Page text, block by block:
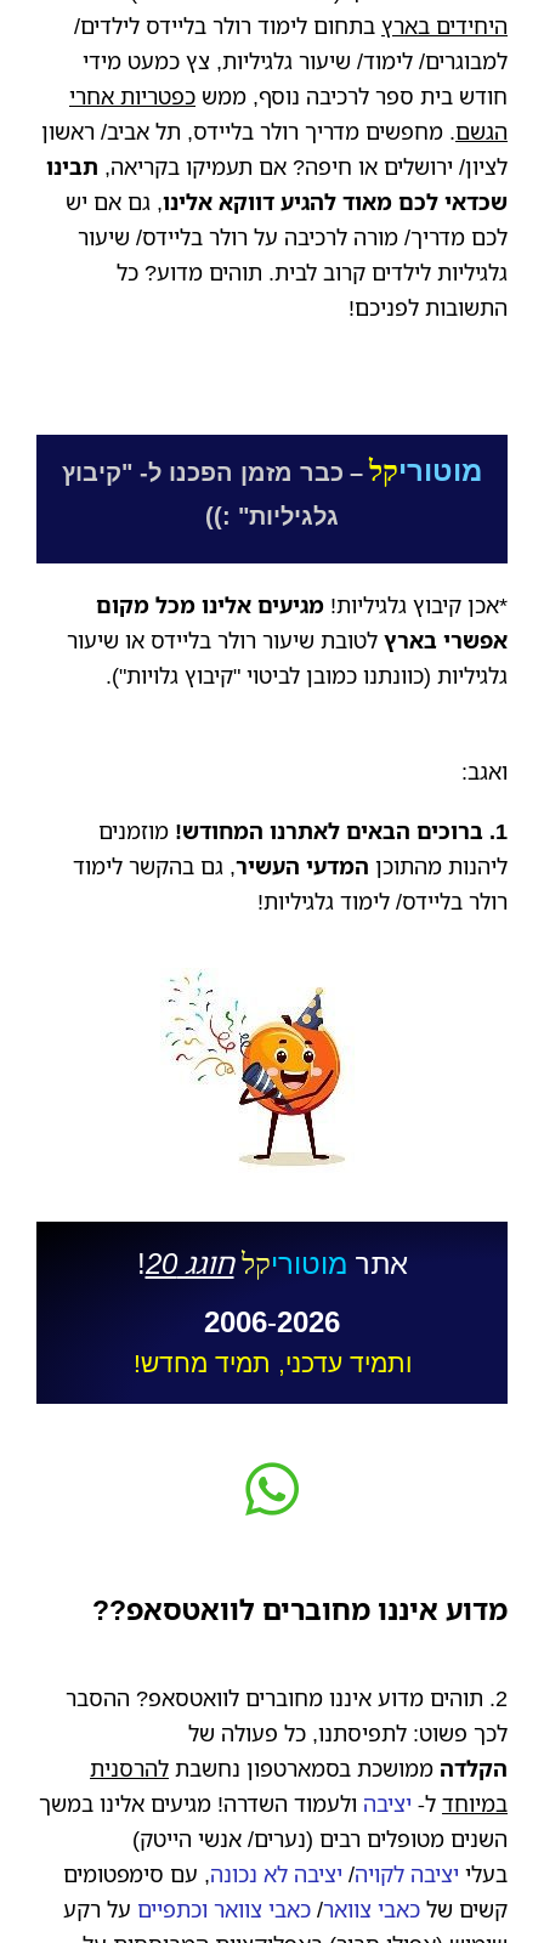
היחידים בארץ בתחום לימוד רולר בליידס לילדים/
למבוגרים/ לימוד/ שיעור גלגיליות, צץ כמעט מידי
חודש בית ספר לרכיבה נוסף, ממש כפטריות אחרי
הגשם. מחפשים מדריך רולר בליידס, תל אביב/ ראשון
לציון/ ירושלים או חיפה? אם תעמיקו בקריאה, תבינו
שכדאי לכם מאוד להגיע דווקא אלינו, גם אם יש
לכם מדריך/ מורה לרכיבה על רולר בליידס/ שיעור
גלגיליות לילדים קרוב לבית. תוהים מדוע? כל
התשובות לפניכם!
מוטוריקל – כבר מזמן הפכנו ל- "קיבוץ
גלגיליות" :))
*אכן קיבוץ גלגיליות! מגיעים אלינו מכל מקום
אפשרי בארץ לטובת שיעור רולר בליידס או שיעור
גלגיליות (כוונתנו כמובן לביטוי "קיבוץ גלויות").
ואגב:
1. ברוכים הבאים לאתרנו המחודש!
מוזמנים
ליהנות מהתוכן המדעי העשיר, גם בהקשר לימוד
רולר בליידס/ לימוד גלגיליות!
אתר מוטוריקלחוגג 20 !
2006-2026
ותמיד עדכני, תמיד מחדש!
מדוע איננו מחוברים לוואטסאפ??
2. תוהים מדוע איננו מחוברים לוואטסאפ? ההסבר
לכך פשוט: לתפיסתנו, כל פעולה של
הקלדה ממושכת בסמארטפון נחשבת להרסנית
במיוחד ל- יציבה ולעמוד השדרה! מגיעים אלינו במשך
השנים מטופלים רבים (נערים/ אנשי הייטק)
בעלי יציבה לקויה/ יציבה לא נכונה, עם סימפטומים
קשים של כאבי צוואר/ כאבי צוואר וכתפיים על רקע